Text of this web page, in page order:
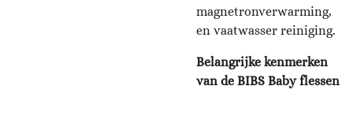
magnetronverwarming,
en vaatwasser reiniging.
Belangrijke kenmerken
van de BIBS Baby flessen